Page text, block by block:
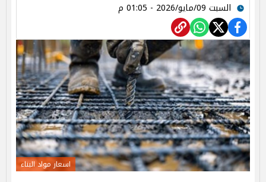
السبت 09/مايو/2026 - 01:05 م
اسعار مواد البناء